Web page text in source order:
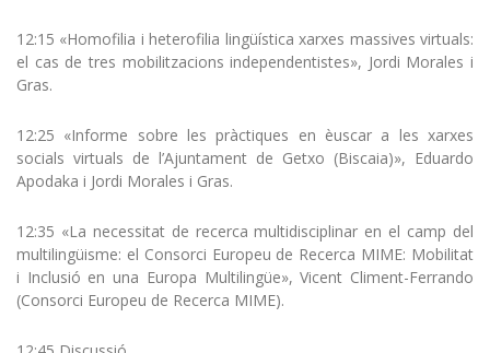
12:15 «Homofilia i heterofilia lingüística xarxes massives virtuals:
el cas de tres mobilitzacions independentistes», Jordi Morales i
Gras.
12:25 «Informe sobre les pràctiques en èuscar a les xarxes
socials virtuals de l’Ajuntament de Getxo (Biscaia)», Eduardo
Apodaka i Jordi Morales i Gras.
12:35 «La necessitat de recerca multidisciplinar en el camp del
multilingüisme: el Consorci Europeu de Recerca MIME: Mobilitat
i Inclusió en una Europa Multilingüe», Vicent Climent-Ferrando
(Consorci Europeu de Recerca MIME).